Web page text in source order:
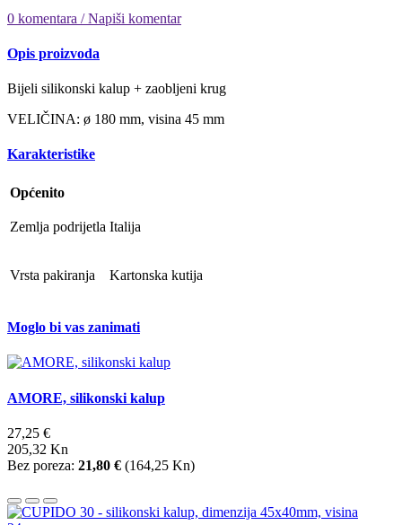
0 komentara / Napiši komentar
Opis proizvoda
Bijeli silikonski kalup + zaobljeni krug
VELIČINA: ø 180 mm, visina 45 mm
Karakteristike
Općenito
Zemlja podrijetla Italija
Vrsta pakiranja Kartonska kutija
Moglo bi vas zanimati
AMORE, silikonski kalup
27,25 €
205,32 Kn
Bez poreza: 21,80 € (164,25 Kn)